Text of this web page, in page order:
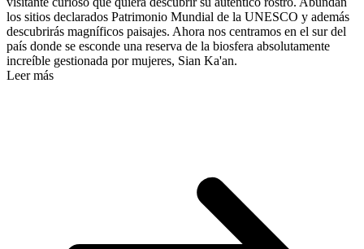
los sitios declarados Patrimonio Mundial de la UNESCO y además
descubrirás magníficos paisajes. Ahora nos centramos en el sur del
país donde se esconde una reserva de la biosfera absolutamente
increíble gestionada por mujeres, Sian Ka'an.
Leer más